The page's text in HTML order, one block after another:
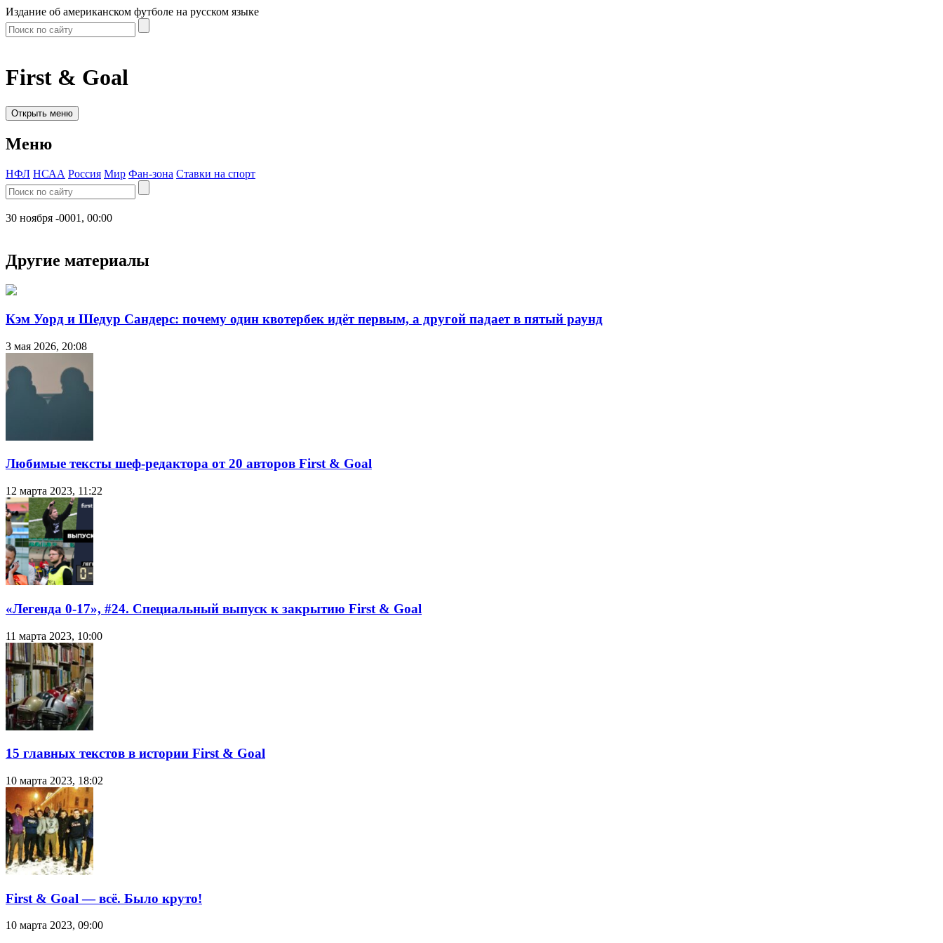
Издание об американском футболе на русском языке
First & Goal
Открыть меню
Меню
НФЛ НСАА Россия Мир Фан-зона Ставки на спорт
30 ноября -0001, 00:00
Другие материалы
Кэм Уорд и Шедур Сандерс: почему один квотербек идёт первым, а другой падает в пятый раунд
3 мая 2026, 20:08
Любимые тексты шеф-редактора от 20 авторов First & Goal
12 марта 2023, 11:22
«Легенда 0-17», #24. Специальный выпуск к закрытию First & Goal
11 марта 2023, 10:00
15 главных текстов в истории First & Goal
10 марта 2023, 18:02
First & Goal — всё. Было круто!
10 марта 2023, 09:00